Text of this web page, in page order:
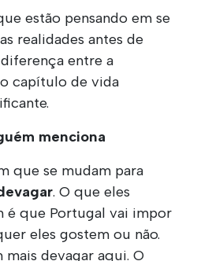
estão pensando em se
realidades antes de
entre a
capítulo de vida
menciona
que se mudam para
. O que eles
é que Portugal vai impor
eles gostem ou não.
mais devagar aqui. O